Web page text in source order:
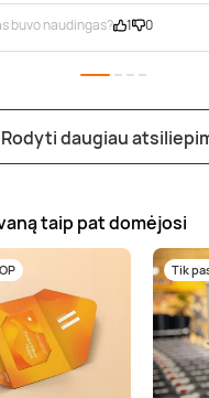
buvo naudingas? 1 0
Rodyti daugiau
taip pat domėjosi
Tik